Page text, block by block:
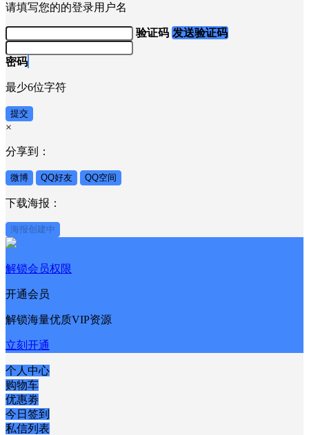
请填写您的的登录用户名
验证码 发送验证码
密码
最少6位字符
提交
×
分享到：
微博 QQ好友 QQ空间
下载海报：
海报创建中
解锁会员权限
开通会员
解锁海量优质VIP资源
立刻开通
个人中心
购物车
优惠劵
今日签到
私信列表